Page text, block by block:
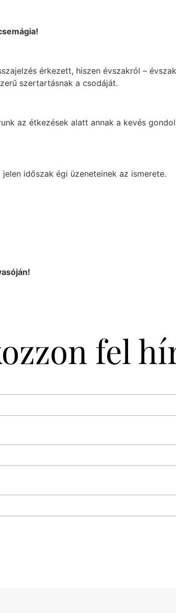
érkezett, hiszen évszakról –
szertartásnak a csodáját.
az étkezések alatt annak a kevés
időszak égi üzeneteinek az ismerete.
fel